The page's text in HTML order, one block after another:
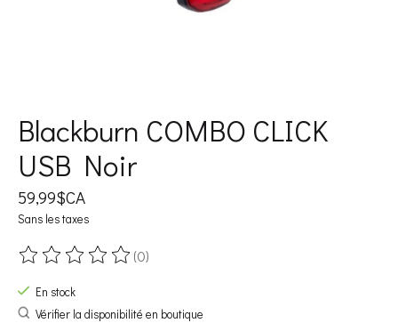
Blackburn COMBO CLICK
USB Noir
59,99$CA
Sans les taxes
Ce produit est évalué à
(0)
En stock
Vérifier la disponibilité en boutique